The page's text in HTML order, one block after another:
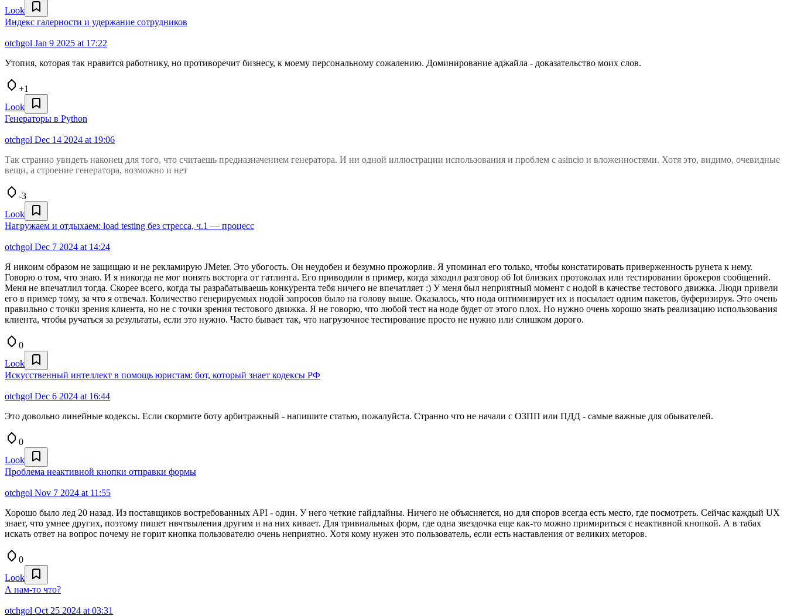
Look
Индекс галерности и удержание сотрудников
otchgol Jan 9 2025 at 17:22
Утопия, которая так нравится работнику, но противоречит бизнесу, к моему персональному сожалению. Доминирование аджайла - доказательство моих слов.
+1
Look
Генераторы в Python
otchgol Dec 14 2024 at 19:06
Так странно увидеть наконец для того, что считаешь предназначением генератора. И ни одной иллюстрации использования и проблем с asincio и вложенностями. Хотя это, видимо, очевидные
вещи, а строение генератора, возможно и нет
-3
Look
Нагружаем и отдыхаем: load testing без стресса, ч.1 — процесс
otchgol Dec 7 2024 at 14:24
Я никоим образом не защищаю и не рекламирую JMeter. Это убогость. Он неудобен и безумно прожорлив. Я упоминал его только, чтобы констатировать приверженность рунета к нему.
Говорю о том, что знаю. И я никогда не мог понять восторга от гатлинга. Его приводили в пример, когда заходил разговор об Iot близких протоколах или тестировании брокеров сообщений.
Меня не впечатлил тогда. Скорее всего, когда ты разрабатываешь конкурента тебя ничего не впечатляет :) У меня был неприятный момент с нодой в качестве тестового движка. Люди привели
его в пример тому, за что я отвечал. Количество генерируемых нодой запросов было на голову выше. Оказалось, что нода оптимизирует их и посылает одним пакетов, буферизируя. Это очень
правильно с точки зрения клиента, но не с точки зрения тестового движка. Я не говорю, что любой тест на ноде будет от этого плох. Но нужно очень хорошо знать реализацию использования
клиента, чтобы ручаться за результаты, если это нужно. Часто бывает так, что нагрузочное тестирование просто не нужно или слишком дорого.
0
Look
Искусственный интеллект в помощь юристам: бот, который знает кодексы РФ
otchgol Dec 6 2024 at 16:44
Это довольно линейные кодексы. Если скормите боту арбитражный - напишите статью, пожалуйста. Странно что не начали с ОЗПП или ПДД - самые важные для обывателей.
0
Look
Проблема неактивной кнопки отправки формы
otchgol Nov 7 2024 at 11:55
Хорошо было лед 20 назад. Из поставщиков востребованных API - один. У него четкие гайдлайны. Ничего не объясняется, но для споров всегда есть место, где посмотреть. Сейчас каждый UX
знает, что умнее других, поэтому пишет нвчтвыления другим и на них кивает. Для тривиальных форм, где одна звездочка еще как-то можно примириться с неактивной кнопкой. А в табах
искать ответ на вопрос почему не горит кнопка пользователю очень неприятно. Хотя кому нужен это пользователь, если есть наставления от великих меторов.
0
Look
А нам-то что?
otchgol Oct 25 2024 at 03:31